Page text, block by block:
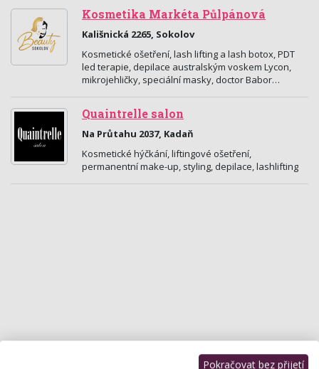
Kosmetika Markéta Půlpánová
Kališnická 2265, Sokolov
Kosmetické ošetření, lash lifting a lash botox, PDT
led terapie, depilace australským voskem Lycon,
mikrojehličky, speciální masky, doctor Babor…
Quaintrelle salon
Na Průtahu 2037, Kadaň
Kosmetické hýčkání, liftingové ošetření,
permanentní make-up, styling, depilace, lashlifting
Pokračovat bez přijetí